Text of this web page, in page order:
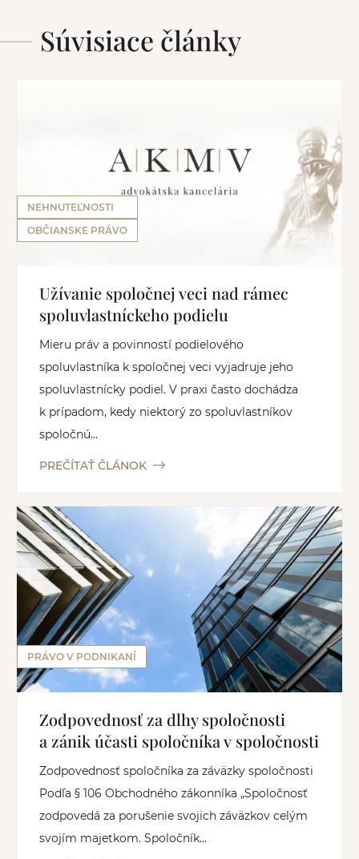
Súvisiace články
NEHNUTEĽNOSTI
OBČIANSKE PRÁVO
Užívanie spoločnej veci nad rámec
spoluvlastníckeho podielu
Mieru práv a povinností podielového
spoluvlastníka k spoločnej veci vyjadruje jeho
spoluvlastnícky podiel. V praxi často dochádza
k prípadom, kedy niektorý zo spoluvlastníkov
spoločnú...
PREČÍTAŤ ČLÁNOK
PRÁVO V PODNIKANÍ
Zodpovednosť za dlhy spoločnosti
a zánik účasti spoločníka v spoločnosti
Zodpovednosť spoločníka za záväzky spoločnosti
Podľa § 106 Obchodného zákonníka „Spoločnosť
zodpovedá za porušenie svojich záväzkov celým
svojím majetkom. Spoločník...